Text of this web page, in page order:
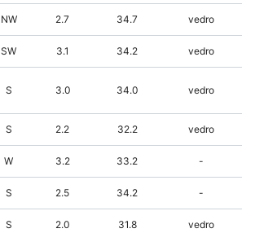
NW 2.7 34.7 vedro
SW 3.1 34.2 vedro
S 3.0 34.0 vedro
S 2.2 32.2 vedro
W 3.2 33.2 -
S 2.5 34.2 -
S 2.0 31.8 vedro